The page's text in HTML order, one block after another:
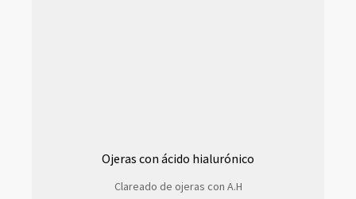
Ojeras con ácido hialurónico
Clareado de ojeras con A.H